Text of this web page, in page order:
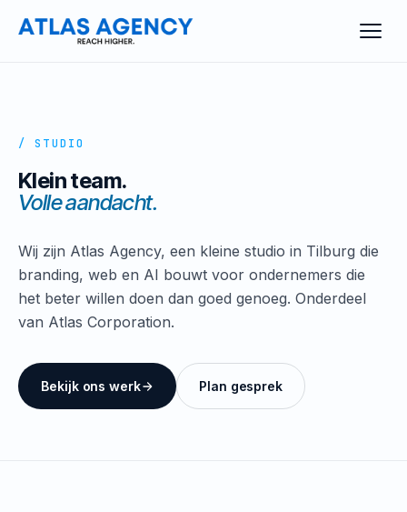
/ STUDIO
Klein team.
Volle aandacht.
Wij zijn Atlas Agency, een kleine studio in Tilburg die
branding, web en AI bouwt voor ondernemers die
het beter willen doen dan goed genoeg. Onderdeel
van Atlas Corporation.
Bekijk ons werk Plan gesprek